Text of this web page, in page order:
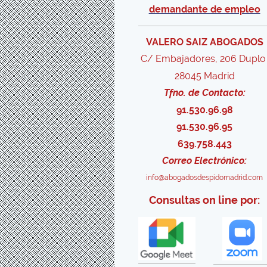
demandante de empleo
VALERO SAIZ ABOGADOS
C/ Embajadores, 206
28045 Madrid
Tfno. de Contacto:
91.530.96.98
91.530.96.95
639.758.443
Correo Electrónico:
info@abogadosdespidomadrid.com
Consultas on line por: